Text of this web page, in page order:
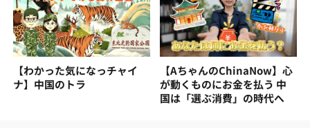
【わかった気になっチャイ
ナ】中国のトラ
【AちゃんのChinaNow】心
が動くものにお金を払う 中
国は「選ぶ消費」の時代へ